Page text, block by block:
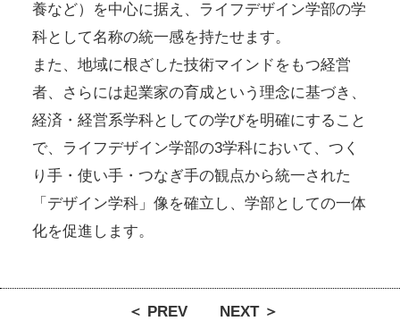
養など）を中心に据え、ライフデザイン学部の学
科として名称の統一感を持たせます。
また、地域に根ざした技術マインドをもつ経営
者、さらには起業家の育成という理念に基づき、
経済・経営系学科としての学びを明確にすること
で、ライフデザイン学部の3学科において、つく
り手・使い手・つなぎ手の観点から統一された
「デザイン学科」像を確立し、学部としての一体
化を促進します。
＜ PREV NEXT ＞